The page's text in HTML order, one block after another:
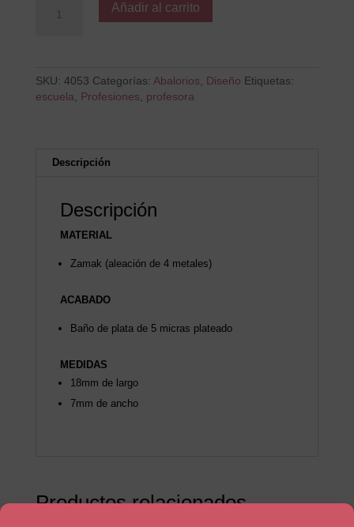
cantidad
Añadir al carrito
SKU: 4053 Categorías: Abalorios, Diseño Etiquetas:
escuela, Profesiones, profesora
Descripción
Descripción
MATERIAL
Zamak (aleación de 4 metales)
ACABADO
Baño de plata de 5 micras plateado
MEDIDAS
18mm de largo
7mm de ancho
Productos relacionados